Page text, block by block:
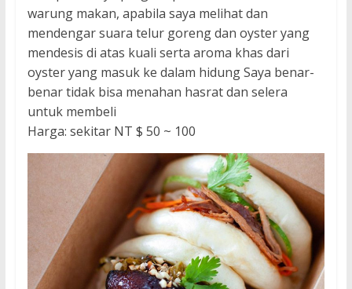
warung makan, apabila saya melihat dan
mendengar suara telur goreng dan oyster yang
mendesis di atas kuali serta aroma khas dari
oyster yang masuk ke dalam hidung Saya benar-
benar tidak bisa menahan hasrat dan selera
untuk membeli
Harga: sekitar NT $ 50 ~ 100